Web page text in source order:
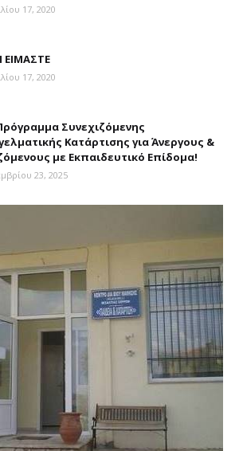
17, 2020
ΕΙΜΑΣΤΕ
17, 2020
Συνεχιζόμενης
Κατάρτισης για Άνεργους &
με Εκπαιδευτικό Επίδομα!
23, 2025